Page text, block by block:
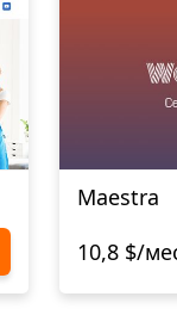
Maestra
10,8 $/